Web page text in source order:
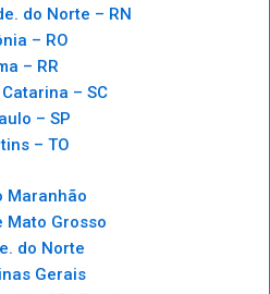
do Norte – RN
– RO
– RR
– SC
– SP
– TO
Maranhão
Mato Grosso
do Norte
Gerais